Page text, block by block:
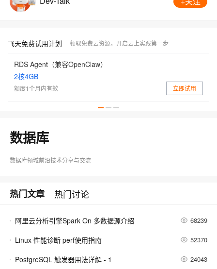
飞天免费试用计划 领取免费云资源，开启云上实践第一步
RDS Agent（兼容OpenClaw）
2核4GB
额度1个月内有效 立即试用
数据库
数据库领域前沿技术分享与交流
热门文章 热门讨论
阿里云分析引擎Spark On 多数据源介绍 68239
Linux 性能诊断 perf使用指南 52370
PostgreSQL 触发器用法详解 - 1 24043